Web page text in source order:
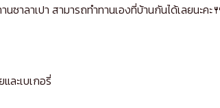
ซาลาเปา สามารถทำทานเองที่บ้านกันได้เลยนะคะ
ละเบเกอรี่